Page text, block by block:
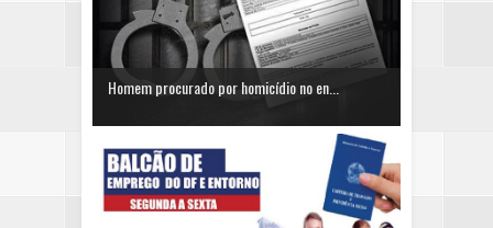
Homem procurado por homicídio no en...